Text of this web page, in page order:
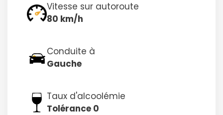
Vitesse sur autoroute
80 km/h
Conduite à
Gauche
Taux d'alcoolémie
Tolérance 0